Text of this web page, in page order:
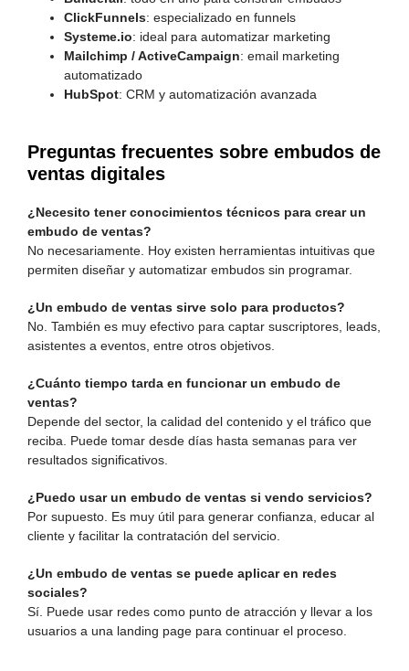
ClickFunnels: especializado en funnels
Systeme.io: ideal para automatizar marketing
Mailchimp / ActiveCampaign: email marketing
automatizado
HubSpot: CRM y automatización avanzada
Preguntas frecuentes sobre embudos de
ventas digitales
¿Necesito tener conocimientos técnicos para crear un
embudo de ventas?
No necesariamente. Hoy existen herramientas intuitivas que
permiten diseñar y automatizar embudos sin programar.
¿Un embudo de ventas sirve solo para productos?
No. También es muy efectivo para captar suscriptores, leads,
asistentes a eventos, entre otros objetivos.
¿Cuánto tiempo tarda en funcionar un embudo de
ventas?
Depende del sector, la calidad del contenido y el tráfico que
reciba. Puede tomar desde días hasta semanas para ver
resultados significativos.
¿Puedo usar un embudo de ventas si vendo servicios?
Por supuesto. Es muy útil para generar confianza, educar al
cliente y facilitar la contratación del servicio.
¿Un embudo de ventas se puede aplicar en redes
sociales?
Sí. Puede usar redes como punto de atracción y llevar a los
usuarios a una landing page para continuar el proceso.